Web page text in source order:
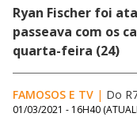
Ryan Fischer foi
passeava com os
quarta-feira (24)
FAMOSOS E TV | Do
01/03/2021 - 16H40